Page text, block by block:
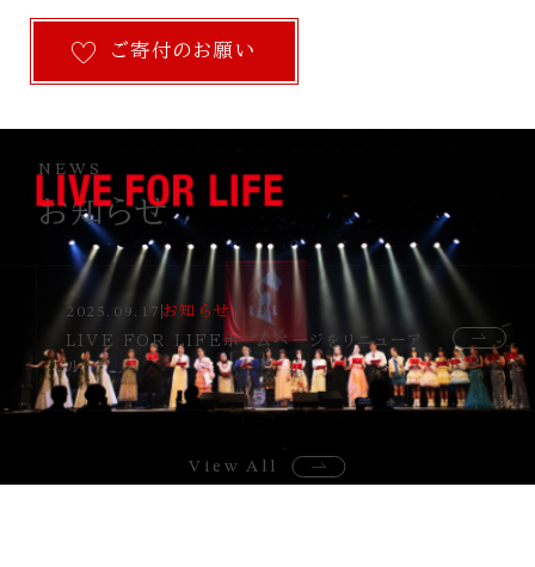
ご寄付のお願い
NEWS
お知らせ
View All
2025.09.17 お知らせ
LIVE FOR LIFEホームページをリニューア
ル